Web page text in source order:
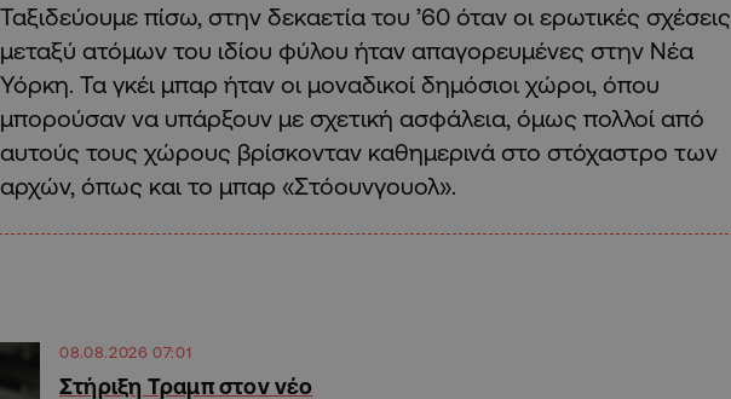
Ταξιδεύουμε πίσω, στην δεκαετία του ’60 όταν οι ερωτικές σχέσεις
μεταξύ ατόμων του ιδίου φύλου ήταν απαγορευμένες στην Νέα
Υόρκη. Τα γκέι μπαρ ήταν οι μοναδικοί δημόσιοι χώροι, όπου
μπορούσαν να υπάρξουν με σχετική ασφάλεια, όμως πολλοί από
αυτούς τους χώρους βρίσκονταν καθημερινά στο στόχαστρο των
αρχών, όπως και το µπαρ «Στόουνγουολ».
08.08.2026 07:01
Στήριξη Τραμπ στον νέο